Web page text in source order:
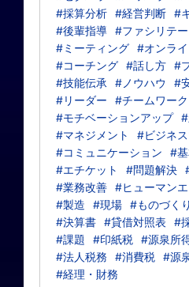
#採算分析 #経営判断 #
#後輩指導 #ファシリテ
#ミーティング #オンラ
#コーチング #話し方 #
#技能伝承
#ノウハウ #
#リーダー
#チームワーク
#モチベーションアップ
#マネジメント
#ビジネ
#コミュニケーション
#
#エチケット
#問題解決
#業務改善 #ヒューマン
#製造
#現場 #ものづくり
#決算書 #貸借対照表 #
#課題
#印紙税 #源泉所
#法人税務
#消費税 #源
#経理・財務